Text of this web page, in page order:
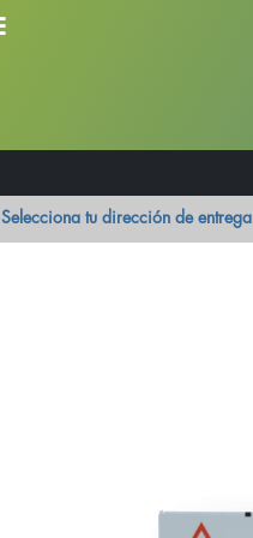
Selecciona tu dirección de entrega